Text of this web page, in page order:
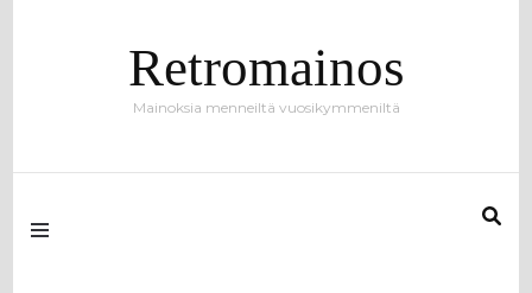
Retromainos
Mainoksia menneiltä vuosikymmeniltä